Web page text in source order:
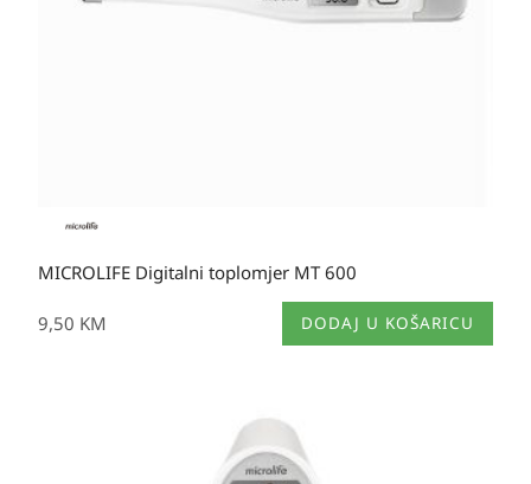
MICROLIFE Digitalni toplomjer MT 600
9,50 KM DODAJ U KOŠARICU